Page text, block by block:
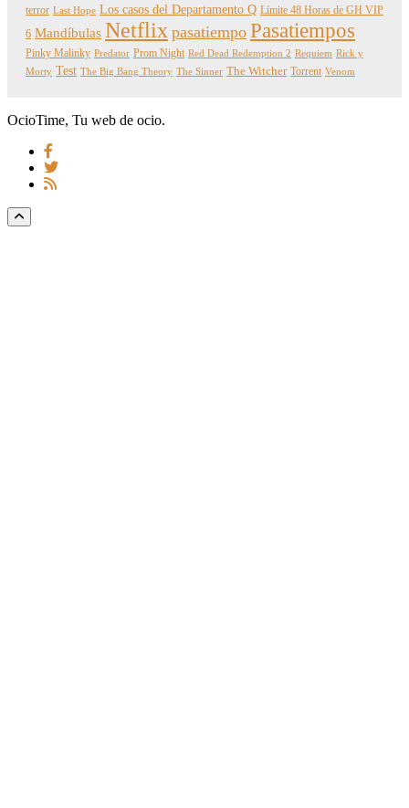
terror Last Hope Los casos del Departamento Q Límite 48 Horas de GH VIP
6 Mandíbulas Netflix pasatiempo Pasatiempos
Pinky Malinky Predator Prom Night Red Dead Redemption 2 Requiem Rick y
Morty Test The Big Bang Theory The Sinner The Witcher Torrent Venom
OcioTime, Tu web de ocio.